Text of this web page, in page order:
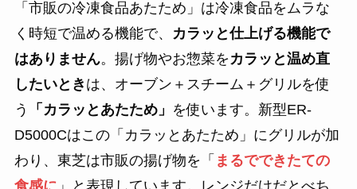
「市販の冷凍食品あたため」は冷凍食品をムラな
く時短で温める機能で、
カラッと仕上げる機能で
はありません。揚げ物やお惣菜を カラッと温め直
したいとき は、オーブン＋スチーム＋グリルを使
う
「カラッとあたため」 を使います。新型ER-
D5000Cはこの「カラッとあたため」にグリルが加
わり、東芝は市販の揚げ物を「 まるでできたての
食感に 」と表現しています。レンジだけだとべち